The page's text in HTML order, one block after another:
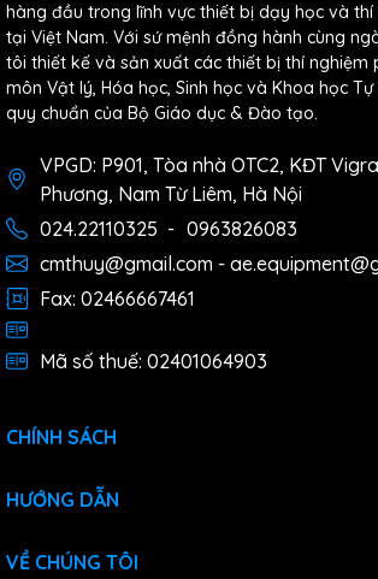
hàng đầu trong lĩnh vực thiết bị dạy học và
tại Việt Nam. Với sứ mệnh đồng hành cùng
tôi thiết kế và sản xuất các thiết bị thí nghiệm
môn Vật lý, Hóa học, Sinh học và Khoa học
quy chuẩn của Bộ Giáo dục & Đào tạo.
VPGD: P901, Tòa nhà OTC2, KĐT
Phương, Nam Từ Liêm, Hà Nội
024.22110325 - 0963826083
cmthuy@gmail.com -
Fax: 02466667461
Mã số thuế: 02401064903
CHÍNH SÁCH
HƯỚNG DẪN
VỀ CHÚNG TÔI